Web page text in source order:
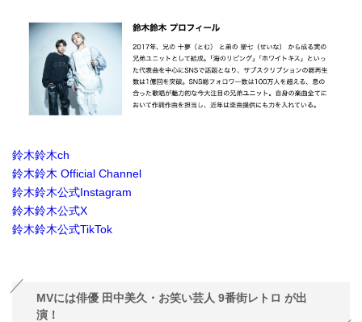
鈴木鈴木ch
鈴木鈴木 Official Channel
鈴木鈴木公式Instagram
鈴木鈴木公式X
鈴木鈴木公式TikTok
MVには俳優 田中美久・お笑い芸人 9番街レトロ が出
演！